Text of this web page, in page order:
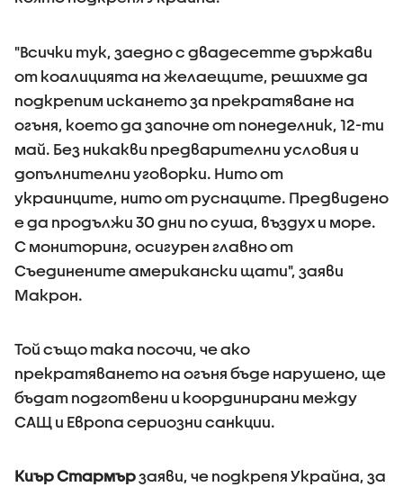
"Всички тук, заедно с двадесетте държави
от коалицията на желаещите, решихме да
подкрепим искането за прекратяване на
огъня, което да започне от понеделник, 12-ти
май. Без никакви предварителни условия и
допълнителни уговорки. Нито от
украинците, нито от руснаците. Предвидено
е да продължи 30 дни по суша, въздух и море.
С мониторинг, осигурен главно от
Съединените американски щати", заяви
Макрон.
Той също така посочи, че ако
прекратяването на огъня бъде нарушено, ще
бъдат подготвени и координирани между
САЩ и Европа сериозни санкции.
Киър Стармързаяви, че подкрепя Украйна, за